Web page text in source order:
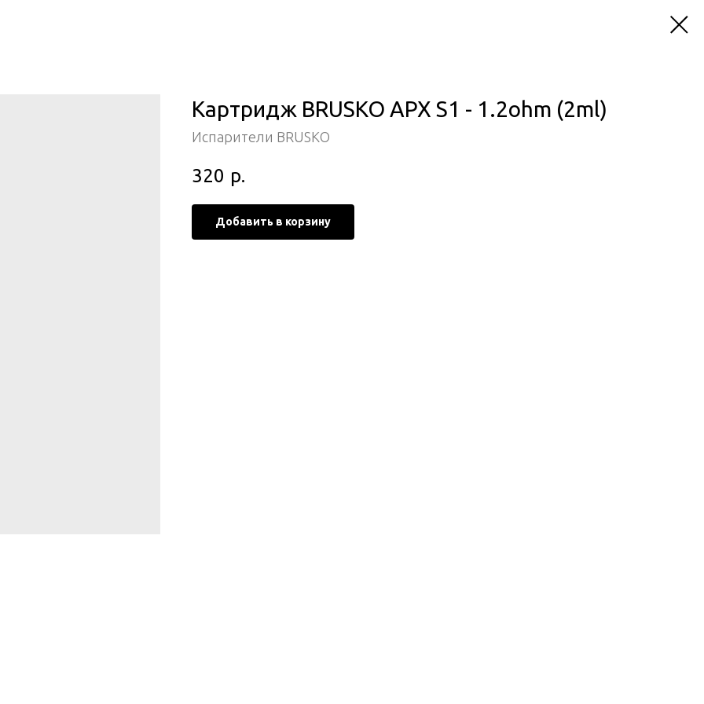
Картридж BRUSKO APX S1 - 1.2ohm (2ml)
Испарители BRUSKO
320 р.
Добавить в корзину